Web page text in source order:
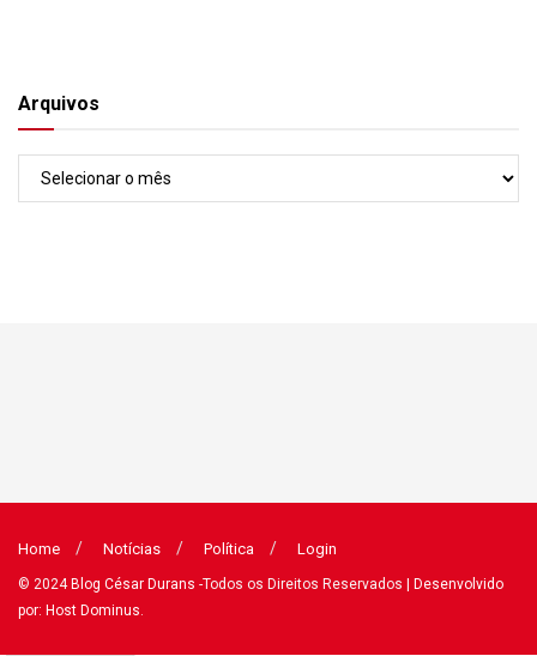
Arquivos
Home Notícias Política Login
© 2024Blog César Durans -Todos os Direitos Reservados | Desenvolvido
por: Host Dominus